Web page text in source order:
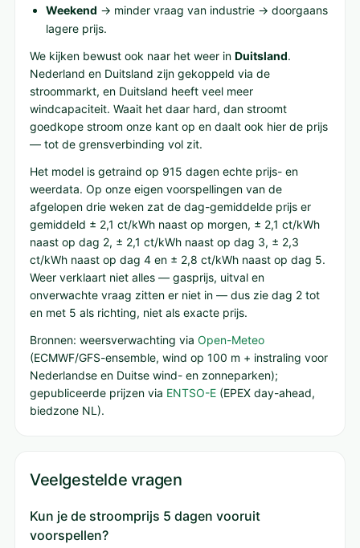
Weekend → minder vraag van industrie → doorgaans
lagere prijs.
We kijken bewust ook naar het weer in Duitsland.
Nederland en Duitsland zijn gekoppeld via de
stroommarkt, en Duitsland heeft veel meer
windcapaciteit. Waait het daar hard, dan stroomt
goedkope stroom onze kant op en daalt ook hier de prijs
— tot de grensverbinding vol zit.
Het model is getraind op 915 dagen echte prijs- en
weerdata. Op onze eigen voorspellingen van de
afgelopen drie weken zat de dag-gemiddelde prijs er
gemiddeld ± 2,1 ct/kWh naast op morgen, ± 2,1 ct/kWh
naast op dag 2, ± 2,1 ct/kWh naast op dag 3, ± 2,3
ct/kWh naast op dag 4 en ± 2,8 ct/kWh naast op dag 5.
Weer verklaart niet alles — gasprijs, uitval en
onverwachte vraag zitten er niet in — dus zie dag 2 tot
en met 5 als richting, niet als exacte prijs.
Bronnen: weersverwachting via Open-Meteo
(ECMWF/GFS-ensemble, wind op 100 m + instraling voor
Nederlandse en Duitse wind- en zonneparken);
gepubliceerde prijzen via ENTSO-E (EPEX day-ahead,
biedzone NL).
Veelgestelde vragen
Kun je de stroomprijs 5 dagen vooruit
voorspellen?